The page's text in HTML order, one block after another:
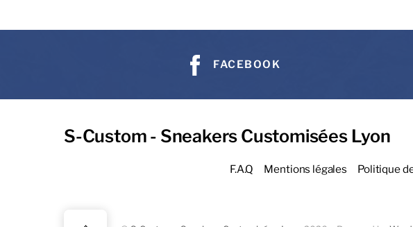
FACEBOOK
S-Custom - Sneakers Customisées Lyon
F.A.Q Mentions légales Politique